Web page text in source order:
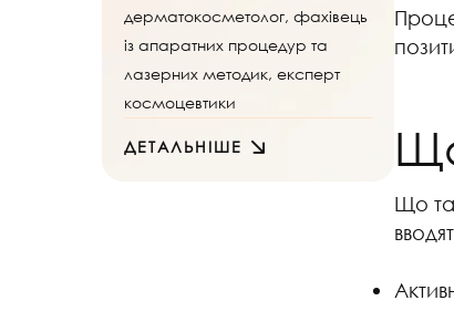
дерматокосметолог, фахівець
із апаратних процедур та
лазерних методик, експерт
космоцевтики
ДЕТАЛЬНІШЕ
Що